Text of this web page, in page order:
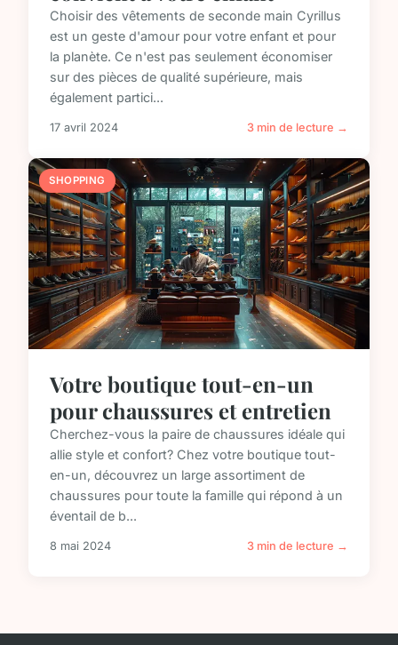
Choisir des vêtements de seconde main Cyrillus
est un geste d'amour pour votre enfant et pour
la planète. Ce n'est pas seulement économiser
sur des pièces de qualité supérieure, mais
également partici...
17 avril 2024 3 min de lecture →
SHOPPING
Votre boutique tout-en-un
pour chaussures et entretien
Cherchez-vous la paire de chaussures idéale qui
allie style et confort? Chez votre boutique tout-
en-un, découvrez un large assortiment de
chaussures pour toute la famille qui répond à un
éventail de b...
8 mai 2024 3 min de lecture →